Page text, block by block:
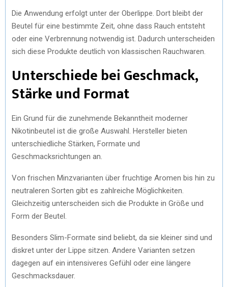
Die Anwendung erfolgt unter der Oberlippe. Dort bleibt der
Beutel für eine bestimmte Zeit, ohne dass Rauch entsteht
oder eine Verbrennung notwendig ist. Dadurch unterscheiden
sich diese Produkte deutlich von klassischen Rauchwaren.
Unterschiede bei Geschmack,
Stärke und Format
Ein Grund für die zunehmende Bekanntheit moderner
Nikotinbeutel ist die große Auswahl. Hersteller bieten
unterschiedliche Stärken, Formate und
Geschmacksrichtungen an.
Von frischen Minzvarianten über fruchtige Aromen bis hin zu
neutraleren Sorten gibt es zahlreiche Möglichkeiten.
Gleichzeitig unterscheiden sich die Produkte in Größe und
Form der Beutel.
Besonders Slim-Formate sind beliebt, da sie kleiner sind und
diskret unter der Lippe sitzen. Andere Varianten setzen
dagegen auf ein intensiveres Gefühl oder eine längere
Geschmacksdauer.